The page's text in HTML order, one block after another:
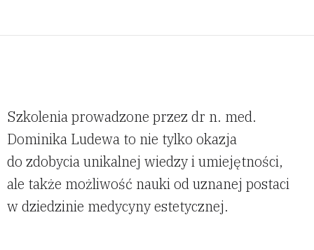
Szkolenia prowadzone przez dr n. med.
Dominika Ludewa to nie tylko okazja
do zdobycia unikalnej wiedzy i umiejętności,
ale także możliwość nauki od uznanej postaci
w dziedzinie medycyny estetycznej.